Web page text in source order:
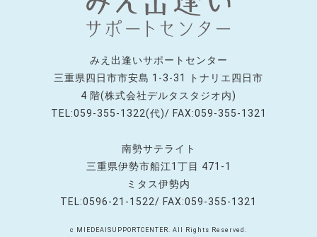
みえ出逢いサポートセンター
三重県四日市市安島 1-3-31 トナリエ四日市
4 階(株式会社デルタスタジオ内)
TEL:059-355-1322(代)/ FAX:059-355-1321
南勢サテライト
三重県伊勢市船江1丁目 471-1
ミタス伊勢内
TEL:0596-21-1522/ FAX:059-355-1321
c MIEDEAISUPPORTCENTER. All Rights Reserved.